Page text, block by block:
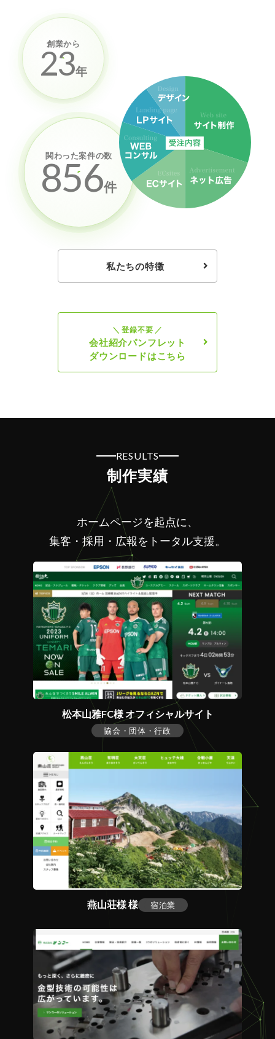
創業から
23年
関わった案件の数
856件
私たちの特徴
＼ 登録不要 ／
会社紹介パンフレット
ダウンロードはこちら
制作実績
RESULTS
ホームページを起点に、
集客・採用・広報をトータル支援。
松本山雅FC様 オフィシャルサイト
協会・団体・行政
燕山荘様 様 宿泊業